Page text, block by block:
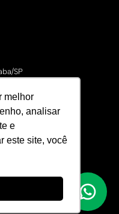
melhor
analisar
e
este site, você
SP